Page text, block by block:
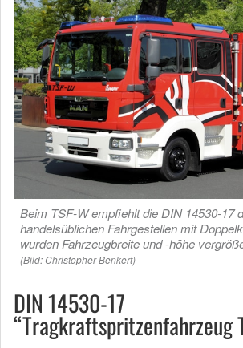
Beim TSF-W empfiehlt die DIN 14530-17
handelsüblichen Fahrgestellen mit
wurden Fahrzeugbreite und -höhe
(Bild: Christopher Benkert)
DIN 14530-17
“Tragkraftspritzenfahrzeug